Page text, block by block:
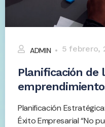
ADMIN 5 febrero,
Planificación de
Planificación
Éxito Empresarial “No